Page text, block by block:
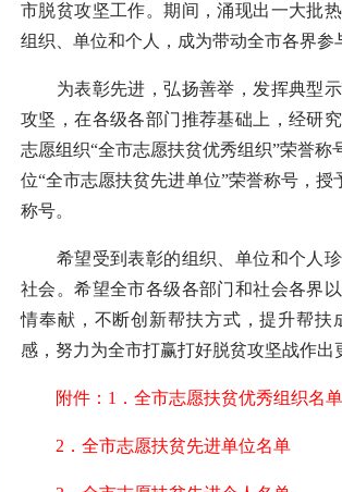
市脱贫攻坚工作。期间，涌现出一大批
组织、单位和个人，成为带动全市各界参
为表彰先进，弘扬善举，发挥典型示
攻坚，在各级各部门推荐基础上，经研
志愿组织“全市志愿扶贫优秀组织”荣誉
位“全市志愿扶贫先进单位”荣誉称号，
称号。
希望受到表彰的组织、单位和个人珍
社会。希望全市各级各部门和社会各界
情奉献，不断创新帮扶方式，提升帮
感，努力为全市打赢打好脱贫攻坚战作出
附件：1．全市志愿扶贫优秀组织名单
2．全市志愿扶贫先进单位名单